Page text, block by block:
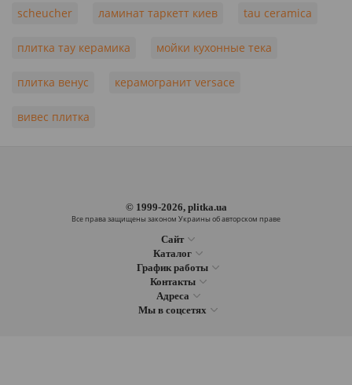
scheucher ламинат таркетт киев tau ceramica
плитка тау керамика мойки кухонные тека
плитка венус керамогранит versace
вивес плитка
© 1999-2026, plitka.ua
Все права защищены законом Украины об авторском праве
Сайт
Каталог
График работы
Контакты
Адреса
Мы в соцсетях